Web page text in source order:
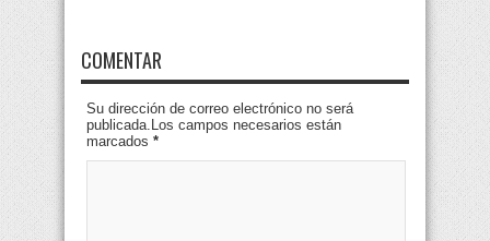
COMENTAR
Su dirección de correo electrónico no será
publicada.Los campos necesarios están
marcados *